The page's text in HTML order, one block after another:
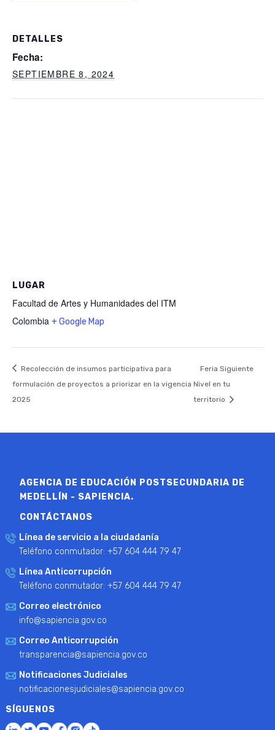
DETALLES
Fecha:
SEPTIEMBRE 8, 2024
LUGAR
Facultad de Artes y Humanidades del ITM
Colombia + Google Map
Recolección de insumos participativa para
formulación de proyectos a priorizar en la vigencia
2025
Feria Siguiente
Nivel en tu
territorio
AGENCIA DE EDUCACIÓN POSTSECUNDARIA DE
MEDELLÍN - SAPIENCIA.
CONTÁCTANOS
Línea de servicio a la ciudadanía
Teléfono conmutador: +57 604 444 79 47
Línea Anticorrupción
Teléfono conmutador: +57 604 444 79 47
Correo electrónico
info@sapiencia.gov.co
Correo Anticorrupción
transparencia@sapiencia.gov.co
Notificaciones Judiciales
notificacionesjudiciales@sapiencia.gov.co
SÍGUENOS